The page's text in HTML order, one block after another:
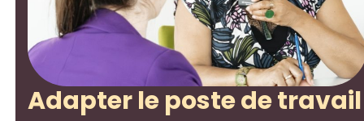
Adapter le poste de travail